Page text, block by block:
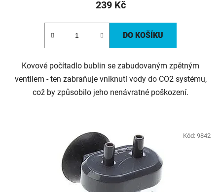
239 Kč
DO KOŠÍKU
Kovové počítadlo bublin se zabudovaným zpětným
ventilem - ten zabraňuje vniknutí vody do CO2 systému,
což by způsobilo jeho nenávratné poškození.
Kód: 9842